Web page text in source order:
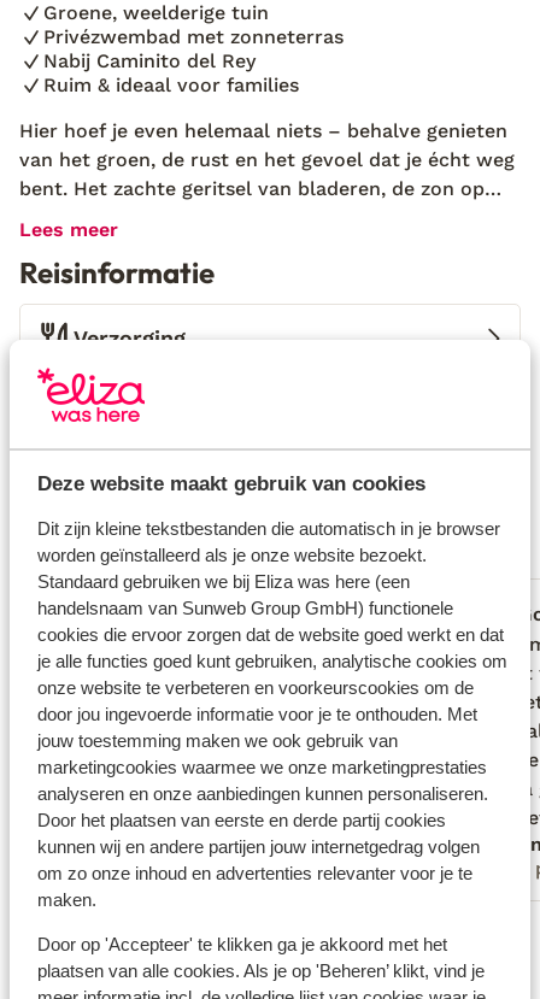
Deze website maakt gebruik van cookies
Dit zijn kleine tekstbestanden die automatisch in je browser
worden geïnstalleerd als je onze website bezoekt.
Standaard gebruiken we bij Eliza was here (een
handelsnaam van Sunweb Group GmbH) functionele
cookies die ervoor zorgen dat de website goed werkt en dat
je alle functies goed kunt gebruiken, analytische cookies om
onze website te verbeteren en voorkeurscookies om de
door jou ingevoerde informatie voor je te onthouden. Met
jouw toestemming maken we ook gebruik van
marketingcookies waarmee we onze marketingprestaties
analyseren en onze aanbiedingen kunnen personaliseren.
Door het plaatsen van eerste en derde partij cookies
kunnen wij en andere partijen jouw internetgedrag volgen
om zo onze inhoud en advertenties relevanter voor je te
maken.
Door op 'Accepteer' te klikken ga je akkoord met het
plaatsen van alle cookies. Als je op 'Beheren’ klikt, vind je
Groene, weelderige tuin
Privézwembad met zonneterras
Nabij Caminito del Rey
Ruim & ideaal voor families
Hier hoef je even helemaal niets – behalve genieten
van het groen, de rust en het gevoel dat je écht weg
bent. Het zachte geritsel van bladeren, de zon op
mijn gezicht en het uitzicht over het landschap
vallen, liep naar het terras en keek uit op het
glinsterende zwembad, omringd door bomen en
bloeiende planten. Hier is alles erop gericht om te
ontspannen. Villa El Capricho ligt net buiten Álora,
midden in de natuur, en is perfect voor rustzoekers
die ook van avontuur houden. De villa heeft vier
slaapkamers, drie badkamers en een volledig
uitgeruste keuken – ideaal voor gezinnen of een
met een weelderige tuin en uitzicht op de heuvels.
En wil je eropuit? Het beroemde wandelpad
Caminito del Rey ligt op korte afstand. Privacy,
comfort en natuur komen hier op de mooiste manier
samen.
Lees meer
Reisinformatie
Verzorging
Huurauto
Wat gasten vinden
jou voorgingen. Meer over beoordelingen
Meest geboekt door alleenstaande ouder
8.1 Fantastisch
7 jun. 2025
Zeer mooi plekje in de bergen. Uitzicht is
geweldig. Host Jenny was super, mega
gastvrij en erg vriendelijk. Kwam nog
langs (op afspraak) om kennis te maken,
vragen te beantwoorden en ons nog wat
tips te geven voor de omgeving.
Slaapkamers waren prima, airco (ook die
in de woonkamer) werkt goed.
Beschrijving van de accommodatie klopt
niet helemaal/is een beetje misleidend.
Er zijn 4 slaapkamers in plaats van 3 (2
slaapkamers begane vloer, 2 slaapkamers
1e verdieping), echter is de 4e
Zeer mooi plekje in de bergen. Uitzicht is
geweldig. Host Jenny was super, mega
gastvrij en erg vriendelijk. Kwam nog
langs (op afspraak) om kennis te maken,
vragen te beantwoorden en ons nog wat
tips te geven voor de omgeving.
Slaapkamers waren prima, ai...meer
Hoeksema
Alleenstaande ouder
omdat
bed
wij in
gezet
Hierna
mis
witte
niet
omdat
bed
wij in
gezet
Hierna
mis